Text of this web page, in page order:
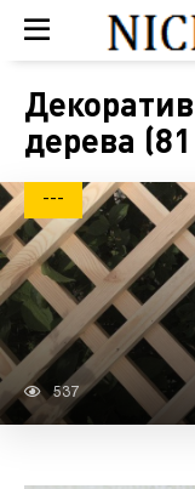
дерева
---
537